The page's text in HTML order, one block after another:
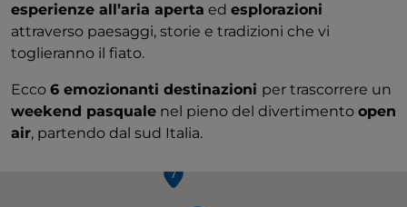
esperienze all’aria aperta ed esplorazioni
attraverso paesaggi, storie e tradizioni che vi
toglieranno il fiato.
Ecco 6 emozionanti destinazioni per trascorrere un
weekend pasquale nel pieno del divertimento open
air, partendo dal sud Italia.